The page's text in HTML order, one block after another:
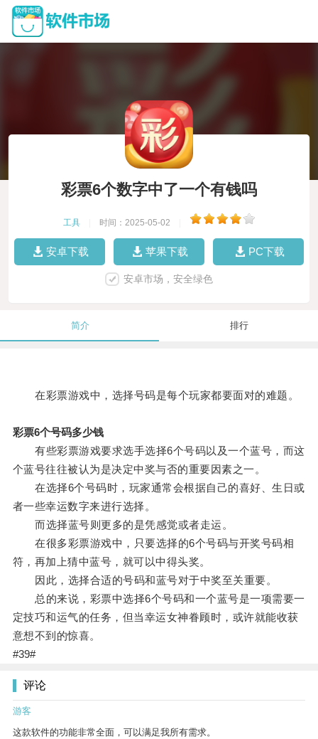
彩票6个数字中了一个有钱吗
工具 时间：2025-05-02
安卓下载 苹果下载 PC下载
安卓市场，安全绿色
简介 排行
在彩票游戏中，选择号码是每个玩家都要面对的难题。
彩票6个号码多少钱
有些彩票游戏要求选手选择6个号码以及一个蓝号，而这
个蓝号往往被认为是决定中奖与否的重要因素之一。
在选择6个号码时，玩家通常会根据自己的喜好、生日或
者一些幸运数字来进行选择。
而选择蓝号则更多的是凭感觉或者走运。
在很多彩票游戏中，只要选择的6个号码与开奖号码相
符，再加上猜中蓝号，就可以中得头奖。
因此，选择合适的号码和蓝号对于中奖至关重要。
总的来说，彩票中选择6个号码和一个蓝号是一项需要一
定技巧和运气的任务，但当幸运女神眷顾时，或许就能收获
意想不到的惊喜。
#39#
评论
游客
这款软件的功能非常全面，可以满足我所有需求。